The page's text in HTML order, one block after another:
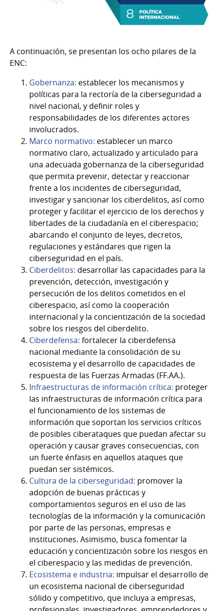
A continuación, se presentan los ocho pilares de la
ENC:
Gobernanza: establecer los mecanismos y
políticas para la rectoría de la ciberseguridad a
nivel nacional, y definir roles y
responsabilidades de los diferentes actores
involucrados.
Marco normativo: establecer un marco
normativo claro, actualizado y articulado para
una adecuada gobernanza de la ciberseguridad
que permita prevenir, detectar y reaccionar
frente a los incidentes de ciberseguridad,
investigar y sancionar los ciberdelitos, así como
proteger y facilitar el ejercicio de los derechos y
libertades de la ciudadanía en el ciberespacio;
abarcando el conjunto de leyes, decretos,
regulaciones y estándares que rigen la
ciberseguridad en el país.
Ciberdelitos: desarrollar las capacidades para la
prevención, detección, investigación y
persecución de los delitos cometidos en el
ciberespacio, así como la cooperación
internacional y la concientización de la sociedad
sobre los riesgos del ciberdelito.
Ciberdefensa: fortalecer la ciberdefensa
nacional mediante la consolidación de su
ecosistema y el desarrollo de capacidades de
respuesta de las Fuerzas Armadas (FF.AA.).
Infraestructuras de información crítica: proteger
las infraestructuras de información crítica para
el funcionamiento de los sistemas de
información que soportan los servicios críticos
de posibles ciberataques que puedan afectar su
operación y causar graves consecuencias, con
un fuerte énfasis en aquellos ataques que
puedan ser sistémicos.
Cultura de la ciberseguridad: promover la
adopción de buenas prácticas y
comportamientos seguros en el uso de las
tecnologías de la información y la comunicación
por parte de las personas, empresas e
instituciones. Asimismo, busca fomentar la
educación y concientización sobre los riesgos en
el ciberespacio y las medidas de prevención.
Ecosistema e industria: impulsar el desarrollo de
un ecosistema nacional de ciberseguridad
sólido y competitivo, que incluya a empresas,